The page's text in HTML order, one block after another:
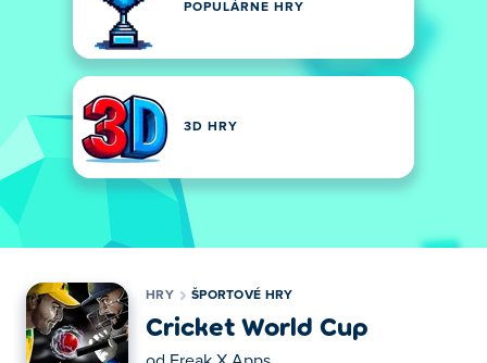
POPULÁRNE HRY
3D HRY
HRY ŠPORTOVÉ HRY
Cricket World Cup